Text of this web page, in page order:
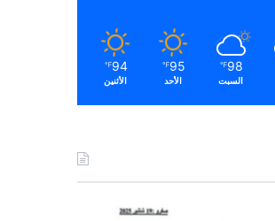
98
℉
السبت
95
℉
الأحد
94
℉
الأثنين